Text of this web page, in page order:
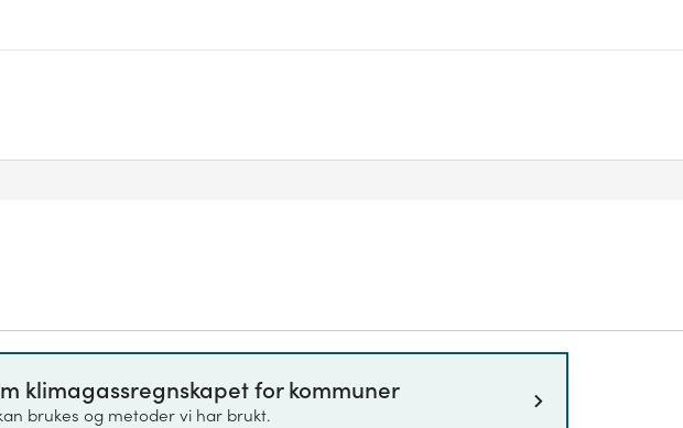
på ulike fabrikker vil være plassert på sektor 'industri, olje og
ikke være inkludert i det kommunefordelte regnskapet.
for kommuner inkluderer utslipp av klimagassene CO2
klimagassregnskapet for kommuner
brukes og metoder vi har brukt.